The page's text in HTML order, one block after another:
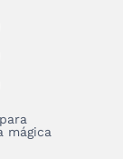
mágica